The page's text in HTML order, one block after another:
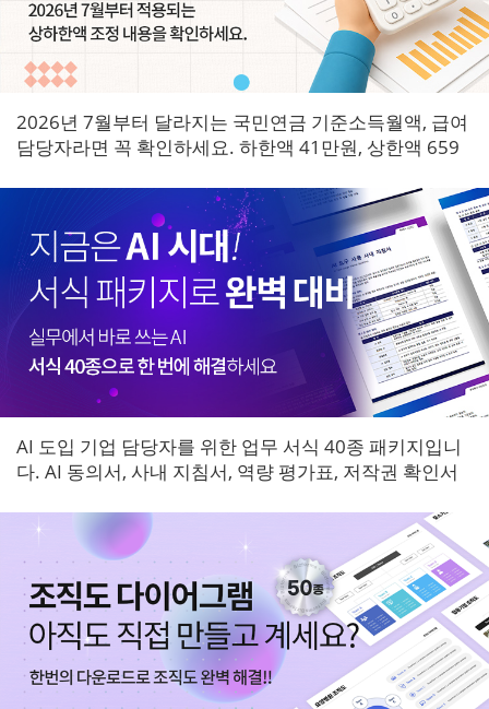
2026년 7월부터 달라지는 국민연금 기준소득월액, 급여
담당자라면 꼭 확인하세요. 하한액 41만원, 상한액 659
AI 도입 기업 담당자를 위한 업무 서식 40종 패키지입니
다. AI 동의서, 사내 지침서, 역량 평가표, 저작권 확인서